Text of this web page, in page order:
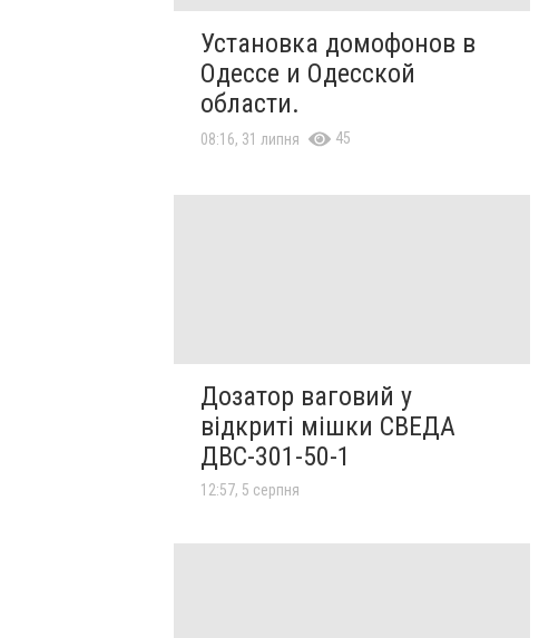
Установка домофонов в
Одессе и Одесской
области.
08:16, 31 липня 45
Дозатор ваговий у
відкриті мішки СВЕДА
ДВС-301-50-1
12:57, 5 серпня